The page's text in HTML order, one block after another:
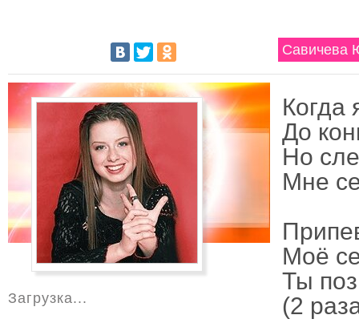
Савичева
Когда
До
Но
Мне
Моё
Ты
(2
Загрузка...